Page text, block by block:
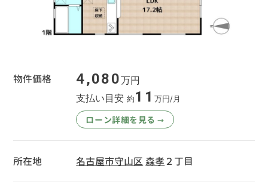
物件価格 4,080万円
支払い目安約 11万円/月
ローン詳細を見る→
所在地 名古屋市守山区 森孝２丁目